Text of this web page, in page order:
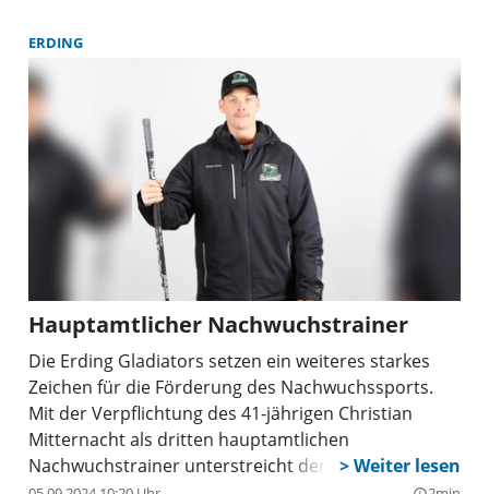
MINT-Campus Dachau e.V. zu einer
Informationsrunde ein.
ERDING
Hauptamtlicher Nachwuchstrainer
Die Erding Gladiators setzen ein weiteres starkes
Zeichen für die Förderung des Nachwuchssports.
Mit der Verpflichtung des 41-jährigen Christian
Mitternacht als dritten hauptamtlichen
Nachwuchstrainer unterstreicht der Verein erneut